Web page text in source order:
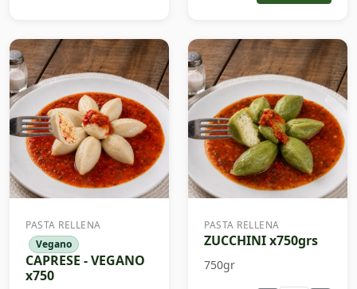
PASTA RELLENA
Vegano
CAPRESE - VEGANO
x750
PASTA RELLENA
ZUCCHINI x750grs
750gr